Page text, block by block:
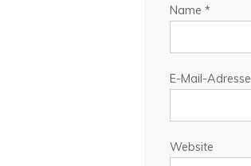
Name *
E-Mail-Adresse
Website